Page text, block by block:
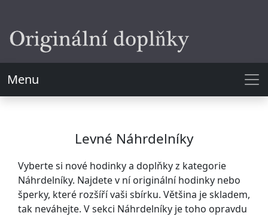
Menu
Levné Náhrdelníky
Vyberte si nové hodinky a doplňky z kategorie
Náhrdelníky. Najdete v ní originální hodinky nebo
šperky, které rozšíří vaši sbírku. Většina je skladem,
tak neváhejte. V sekci Náhrdelníky je toho opravdu